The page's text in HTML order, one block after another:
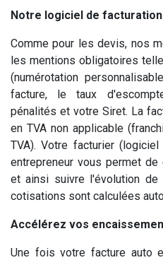
Notre logiciel de
Comme pour les devis, nos
les mentions obligatoires
(numérotation
facture, le taux
pénalités et votre Siret. La
en TVA non applicable
TVA). Votre facturier
entrepreneur vous permet
et ainsi suivre l'évolution
cotisations sont calculées
Accélérez vos
Une fois votre facture auto